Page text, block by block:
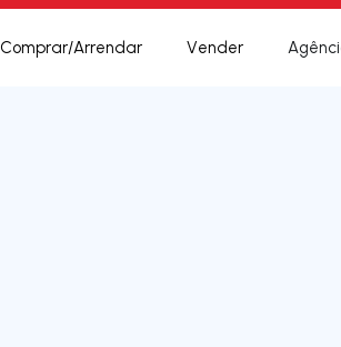
Comprar/Arrendar Vender